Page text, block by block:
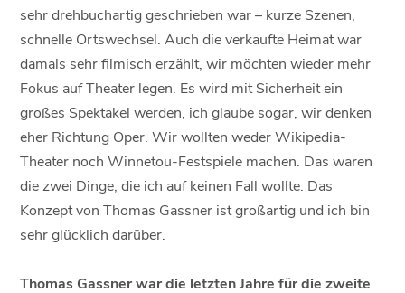
sehr drehbuchartig geschrieben war – kurze Szenen,
schnelle Ortswechsel. Auch die verkaufte Heimat war
damals sehr filmisch erzählt, wir möchten wieder mehr
Fokus auf Theater legen. Es wird mit Sicherheit ein
großes Spektakel werden, ich glaube sogar, wir denken
eher Richtung Oper. Wir wollten weder Wikipedia-
Theater noch Winnetou-Festspiele machen. Das waren
die zwei Dinge, die ich auf keinen Fall wollte. Das
Konzept von Thomas Gassner ist großartig und ich bin
sehr glücklich darüber.
Thomas Gassner war die letzten Jahre für die zweite